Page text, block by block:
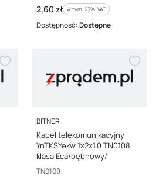
Cena brutto
2,60 zł w tym %s VAT
w tym 23% VAT
Dostępność:Dostępne
PRODUCENT
BITNER
Kabel telekomunikacyjny
YnTKSYekw 1x2x1,0 TN0108
klasa Eca/bębnowy/
Kod producenta
TN0108